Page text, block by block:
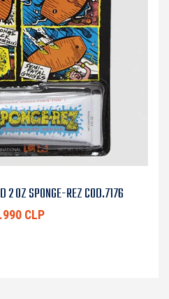
2 OZ SPONGE-REZ COD.7176
CLP